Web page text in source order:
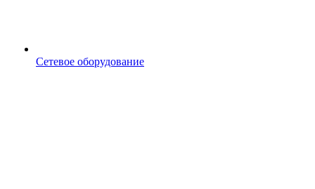
Сетевое оборудование